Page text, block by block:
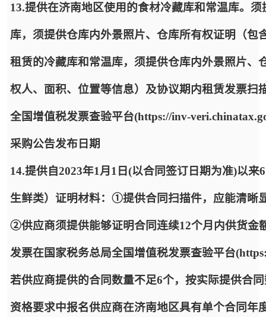
13.提供在济南地区使用的食材冷藏库和常温库。
库，须提供仓库内外景照片、仓库所有权证明（
租赁的冷藏库和常温库，须提供仓库内外景照片
权人、面积、位置等信息）及协议期内租赁发票
全国增值税发票查验平台(https://inv-
采购公告发布日期
14.提供自2023年1月1日(以合同签订日期为准)以
生鲜类）证明材料：①提供合同扫描件，应能清晰
②供应商须提供能够证明合同连续12个月内供货
发票在国家税务总局全国增值税发票查验平台
若供应商提供的合同数量不足6个，按实际提供合
资格要求中报名供应商在济南地区具有单个合同